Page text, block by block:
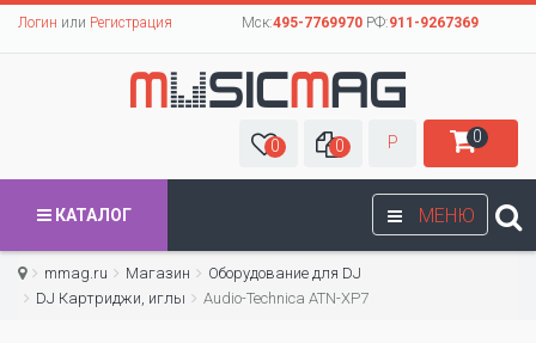
Логин или Регистрация Мск:495-7769970РФ:911-9267369
0 0 Р 0
МЕНЮ
КАТАЛОГ
mmag.ru Магазин
Оборудование для DJ
DJ Картриджи, иглы
Audio-Technica ATN-XP7